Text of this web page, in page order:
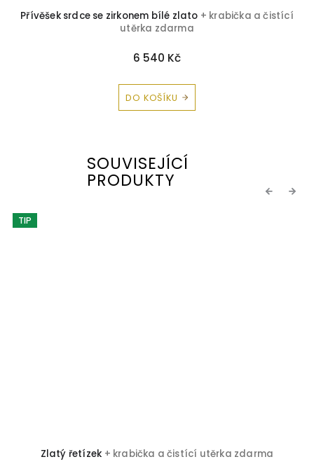
Přívěšek srdce se zirkonem bílé zlato + krabička a čistící
utěrka zdarma
6 540 Kč
DO KOŠÍKU
SOUVISEJÍCÍ
PRODUKTY Previous
TIP
Zlatý řetízek + krabička a čistící utěrka zdarma
Next